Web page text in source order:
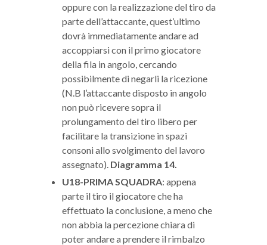
oppure con la realizzazione del tiro da
parte dell’attaccante, quest’ultimo
dovrà immediatamente andare ad
accoppiarsi con il primo giocatore
della fila in angolo, cercando
possibilmente di negarli la ricezione
(N.B l’attaccante disposto in angolo
non può ricevere sopra il
prolungamento del tiro libero per
facilitare la transizione in spazi
consoni allo svolgimento del lavoro
assegnato). Diagramma 14.
U18-PRIMA SQUADRA: appena
parte il tiro il giocatore che ha
effettuato la conclusione, a meno che
non abbia la percezione chiara di
poter andare a prendere il rimbalzo